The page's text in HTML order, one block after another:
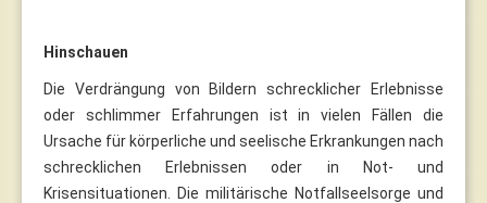
Hinschauen
Die Verdrängung von Bildern schrecklicher Erlebnisse
oder schlimmer Erfahrungen ist in vielen Fällen die
Ursache für körperliche und seelische Erkrankungen nach
schrecklichen Erlebnissen oder in Not- und
Krisensituationen. Die militärische Notfallseelsorge und